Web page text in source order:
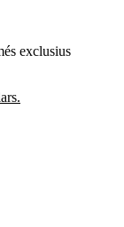
exclusius